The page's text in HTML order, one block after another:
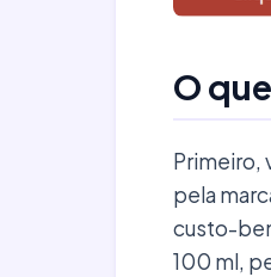
O
Primeiro,
pela
custo-
100 ml,